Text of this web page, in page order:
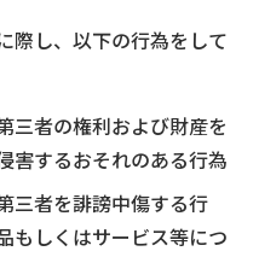
際し、以下の行為をして
三者の権利および財産を
害するおそれのある行為
三者を誹謗中傷する行
もしくはサービス等につ